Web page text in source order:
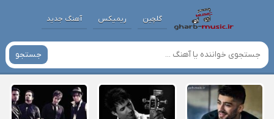
گلچین ریمیکس آهنگ جدید
جستجو